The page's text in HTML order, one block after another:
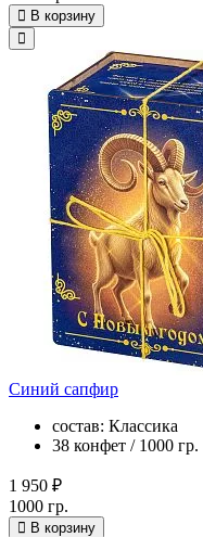
В корзину
Синий сапфир
состав: Классика
38 конфет / 1000 гр.
1 950 ₽
1000 гр.
В корзину